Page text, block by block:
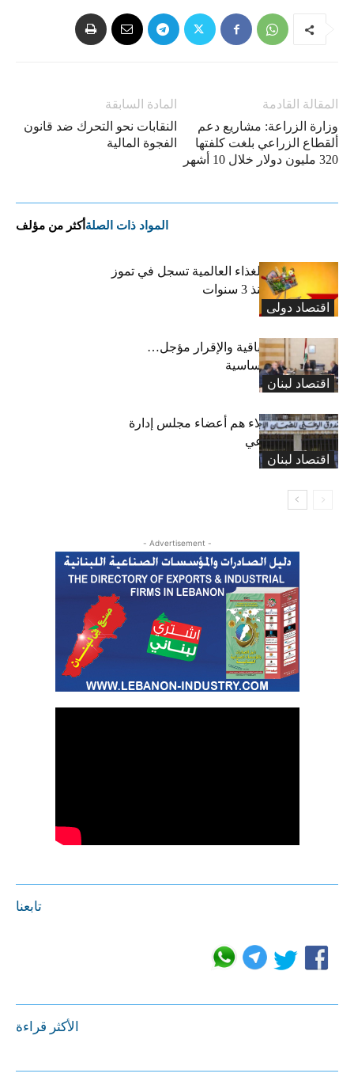
المادة السابقة
النقابات نحو التحرك ضد قانون
الفجوة المالية
المقالة القادمة
وزارة الزراعة: مشاريع دعم
ألقطاع الزراعي بلغت كلفتها
320 مليون دولار خلال 10 أشهر
المواد ذات الصلة أكثر من مؤلف
اقتصاد دولی
“الفاو”: أسعار الغذاء العالمية تسجل في تموز
أعلى مستوى منذ 3 سنوات
اقتصاد لبنان
رسوم النفايات باقية والإقرار مؤجل…
واستثناء لمواد أساسية
اقتصاد لبنان
بعد 19 عاماً: هؤلاء هم أعضاء مجلس إدارة
الضمان الاجتماعي
- Advertisement -
تابعنا
الأكثر قراءة